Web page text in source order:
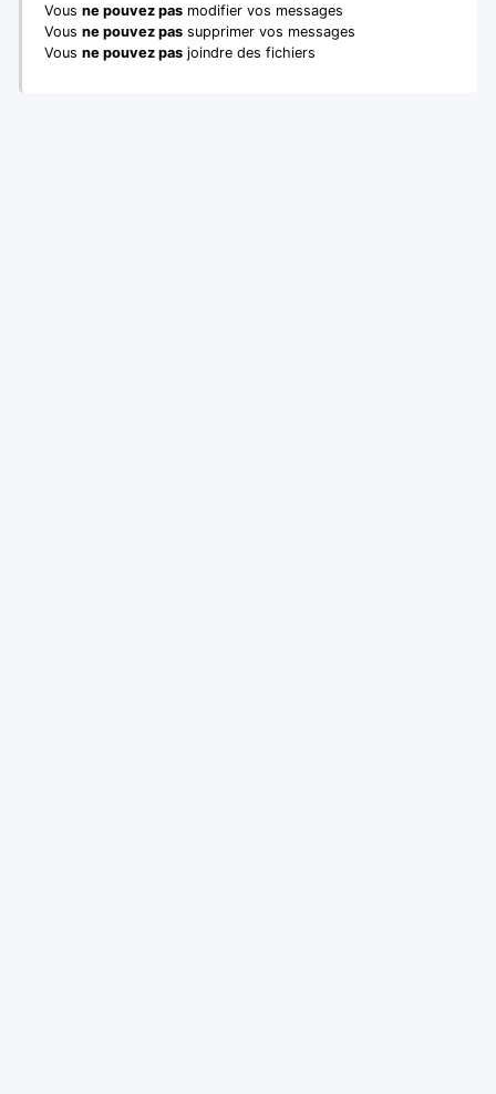
Vous ne pouvez pas modifier vos messages
Vous ne pouvez pas supprimer vos messages
Vous ne pouvez pas joindre des fichiers